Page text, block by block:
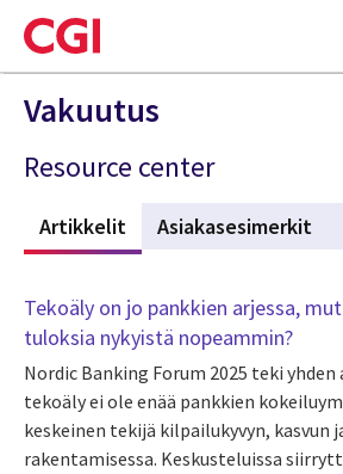
Skip
to
main
content
Vakuutus
Resource center
Artikkelit (active tab)
Asiakasesimerkit
Tekoäly on jo pankkien arjessa,
tuloksia nykyistä nopeammin?
Nordic Banking Forum 2025 teki yhden
tekoäly ei ole enää pankkien
keskeinen tekijä kilpailukyvyn, kasvun
rakentamisessa. Keskusteluissa